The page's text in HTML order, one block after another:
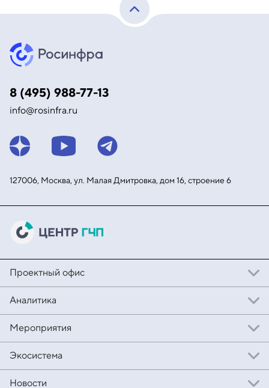
8 (495) 988-77-13
info@rosinfra.ru
127006, Москва, ул. МалаяДмитровка, дом 16, строение 6
Проектный офис
Аналитика
Мероприятия
Экосистема
Новости